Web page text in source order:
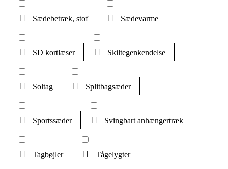
Sædebetræk, stof Sædevarme
SD kortlæser Skiltegenkendelse
Soltag Splitbagsæder
Sportssæder Svingbart anhængertræk
Tagbøjler Tågelygter